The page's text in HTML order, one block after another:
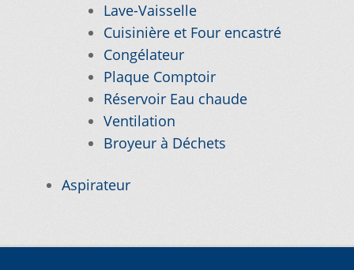
Pour quel type d’appareil ?
Si vous ne trouvez pas la pièce que vous
cherchez, on l’ajoute pour vous !
Suivez votre commande
Lave-Vaisselle
Cuisinière et Four encastré
Congélateur
Plaque Comptoir
Réservoir Eau chaude
Ventilation
Broyeur à Déchets
Aspirateur